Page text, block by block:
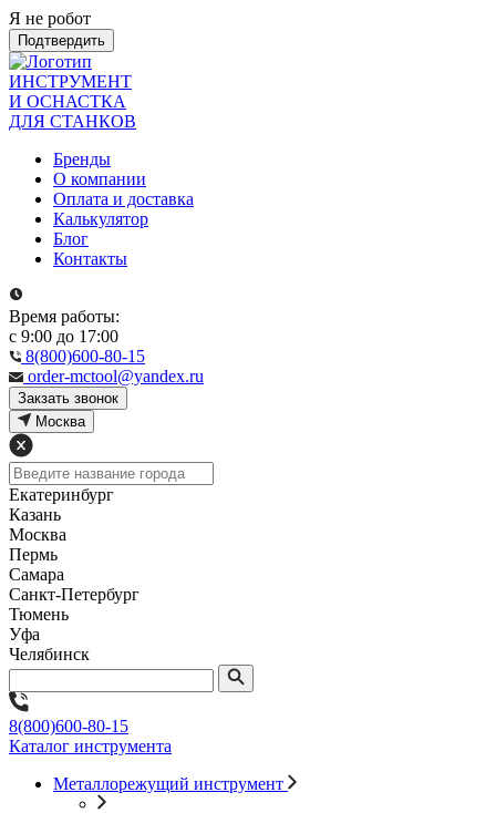
Я не робот
Подтвердить
ИНСТРУМЕНТ
И ОСНАСТКА
ДЛЯ СТАНКОВ
Бренды
О компании
Оплата и доставка
Калькулятор
Блог
Контакты
Время работы:
с 9:00 до 17:00
8(800)600-80-15
order-mctool@yandex.ru
Закзать звонок
Москва
Екатеринбург
Казань
Москва
Пермь
Самара
Санкт-Петербург
Тюмень
Уфа
Челябинск
8(800)600-80-15
Каталог инструмента
Металлорежущий инструмент